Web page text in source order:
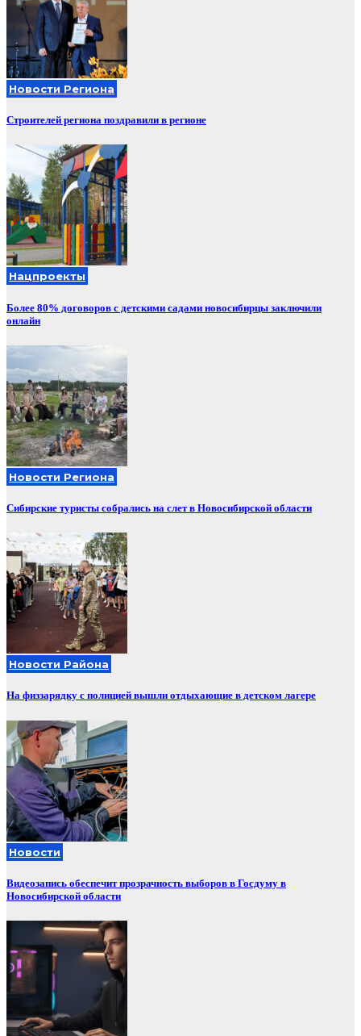
Новости Региона
Строителей региона поздравили в регионе
Нацпроекты
Более 80% договоров с детскими садами новосибирцы заключили
онлайн
Новости Региона
Сибирские туристы собрались на слет в Новосибирской области
Новости Района
На физзарядку с полицией вышли отдыхающие в детском лагере
Новости
Видеозапись обеспечит прозрачность выборов в Госдуму в
Новосибирской области